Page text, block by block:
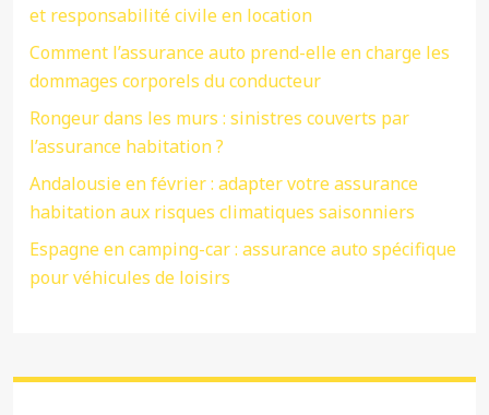
et responsabilité civile en location
Comment l’assurance auto prend-elle en charge les
dommages corporels du conducteur
Rongeur dans les murs : sinistres couverts par
l’assurance habitation ?
Andalousie en février : adapter votre assurance
habitation aux risques climatiques saisonniers
Espagne en camping-car : assurance auto spécifique
pour véhicules de loisirs